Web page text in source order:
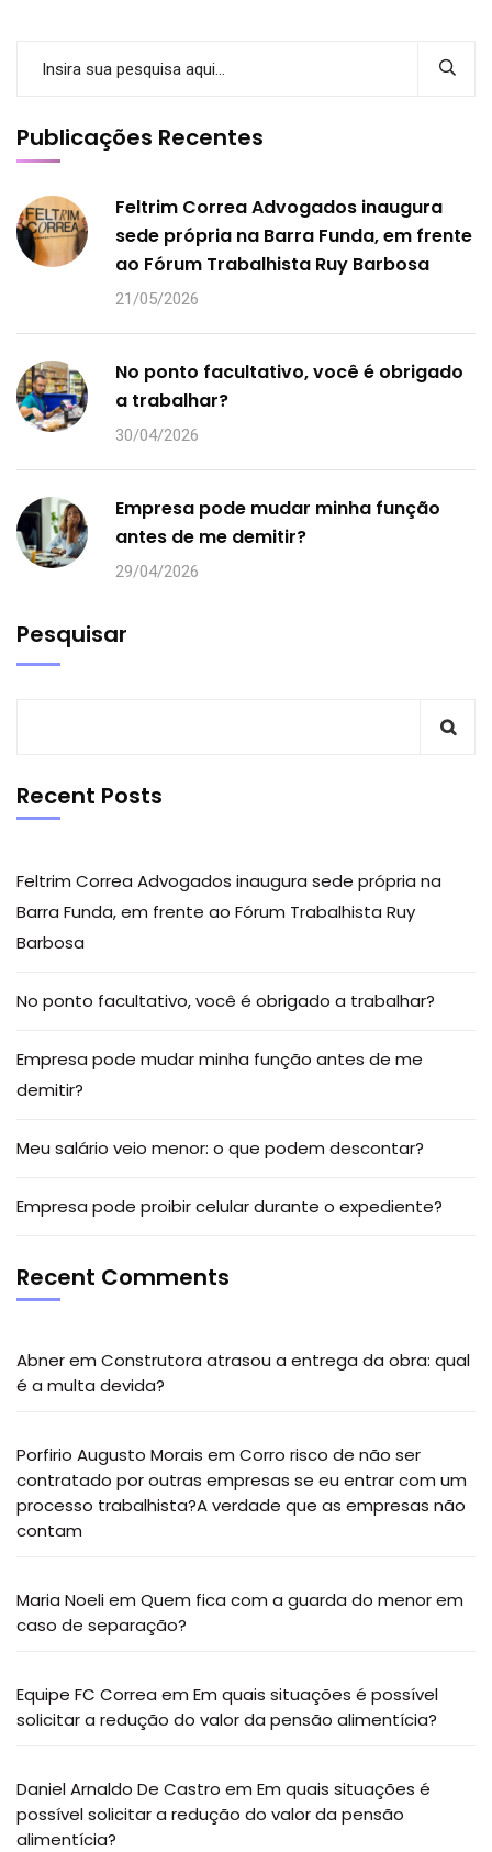
Publicações Recentes
Feltrim Correa Advogados inaugura
sede própria na Barra Funda, em frente
ao Fórum Trabalhista Ruy Barbosa
21/05/2026
No ponto facultativo, você é obrigado
a trabalhar?
30/04/2026
Empresa pode mudar minha função
antes de me demitir?
29/04/2026
Pesquisar
Recent Posts
Feltrim Correa Advogados inaugura sede própria na
Barra Funda, em frente ao Fórum Trabalhista Ruy
Barbosa
No ponto facultativo, você é obrigado a trabalhar?
Empresa pode mudar minha função antes de me
demitir?
Meu salário veio menor: o que podem descontar?
Empresa pode proibir celular durante o expediente?
Recent Comments
Abnerem Construtora atrasou a entrega da obra: qual
é a multa devida?
Porfirio Augusto Morais em Corro risco de não ser
contratado por outras empresas se eu entrar com um
processo trabalhista?A verdade que as empresas não
contam
Maria Noeliem Quem fica com a guarda do menor em
caso de separação?
Equipe FC Correa em Em quais situações é possível
solicitar a redução do valor da pensão alimentícia?
Daniel Arnaldo De Castro em Em quais situações é
possível solicitar a redução do valor da pensão
alimentícia?